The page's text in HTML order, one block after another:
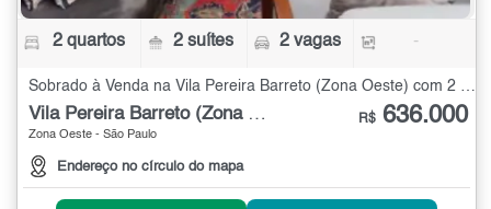
2 quartos 2 suítes 2 vagas -
Vila Pereira Barreto (Zona Oeste)
Zona Oeste - São Paulo
Endereço no círculo do mapa
R$ 636.000